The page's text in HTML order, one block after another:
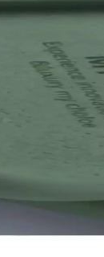
en uygun seçimi
ve
açısından
olduğunu